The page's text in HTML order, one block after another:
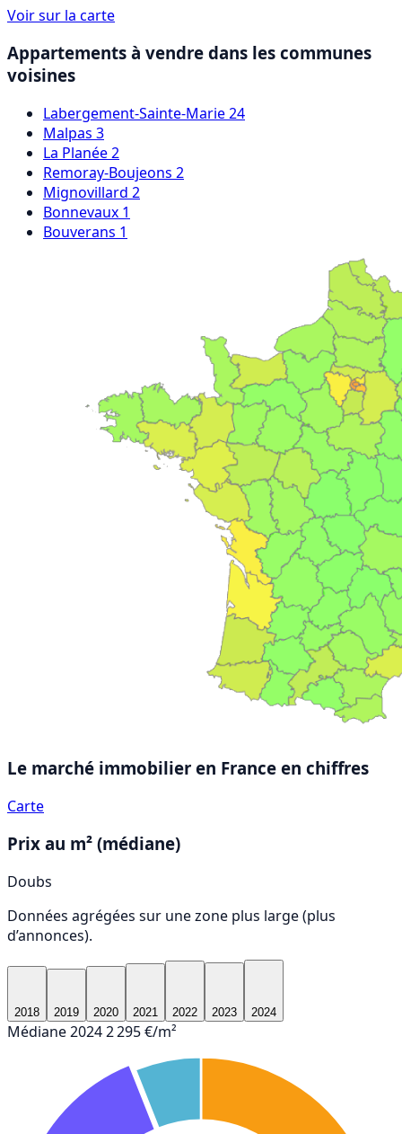
Voir sur la carte
Appartements à vendre dans les communes
voisines
Labergement-Sainte-Marie24
Malpas 3
La Planée2
Remoray-Boujeons 2
Mignovillard 2
Bonnevaux 1
Bouverans 1
Le marché immobilier en France en chiffres
Carte
Prix au m² (médiane)
Doubs
Données agrégées sur une zone plus large (plus
d’annonces).
2018 2019 2020 2021 2022 2023 2024
Médiane 20242 295 €/m²